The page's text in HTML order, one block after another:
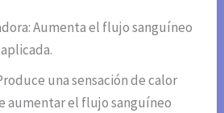
Aumenta el flujo sanguíneo
una sensación de calor
aumentar el flujo sanguíneo